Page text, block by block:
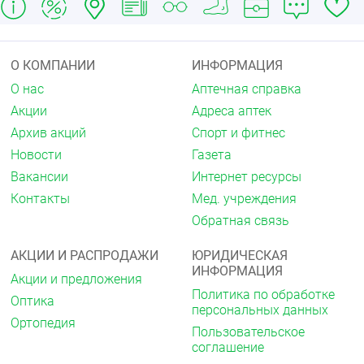
головокружение, нарушение засыпания,
повышенная возбудимость, мидриаз повышение
артериального давления, тахикардия, тошнота,
задержка мочи, парез аккомодации, повышение
внутриглазного давления анемия,
бронхообструкция. При длительном применении в
больших дозах может наблюдаться
гепатотоксическое действие, гемолитическая
анемия, апластическая анемия,
метгемоглобинемия, панцитопения
нефротоксичность (папиллярный некроз).
Обусловлена, как правило, парацетамолом,
проявляется после приёма свыше 10 — 15 г
парацетамола. Возможны: бледность кожных
покровов, анорексия, тошнота, рвота гепатонекроз
повышение активности «печёночных»
трансаминаз, увеличение протромбийового
времени. При явлениях передозировки необходимо
срочно обратиться к врачу. Лечение: промывание
О КОМПАНИИ
О нас
Акции
Архив акций
Новости
Вакансии
Контакты
ИНФОРМАЦИЯ
Аптечная справка
Адреса аптек
Спорт и фитнес
Газета
Интернет ресурсы
Мед. учреждения
Обратная связь
АКЦИИ И РАСПРОДАЖИ
Акции и предложения
Оптика
Ортопедия
ЮРИДИЧЕСКАЯ
ИНФОРМАЦИЯ
Политика по обработке
персональных данных
Пользовательское
соглашение